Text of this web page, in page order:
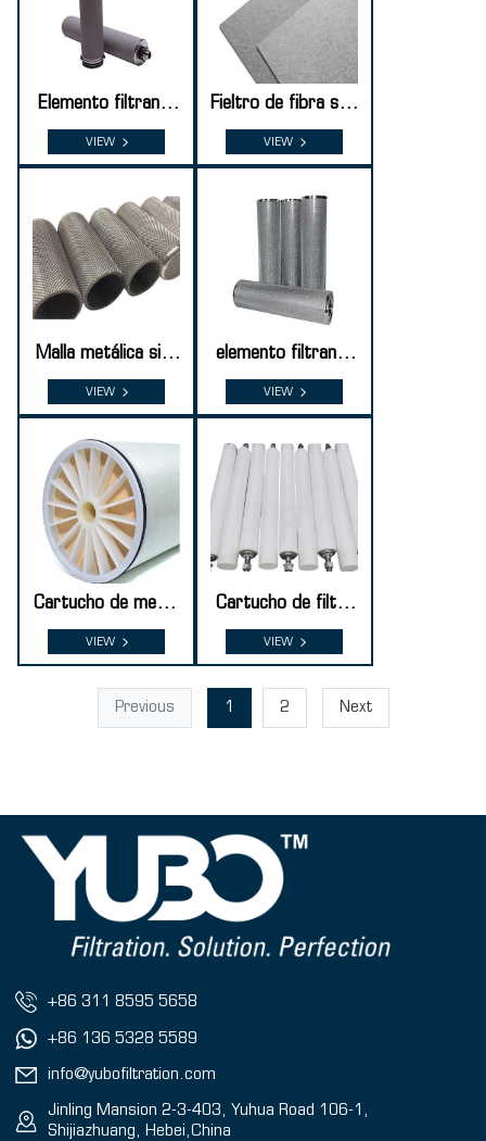
Elemento filtrante
sinterizado de polv
o de acero inoxida
VIEW
Fieltro de fibra sint
erizada de acero in
oxidable
VIEW
Malla metálica sint
erizada perforada
VIEW
elemento filtrante
de malla sinterizad
a
VIEW
Cartucho de memb
rana de ósmosis in
versa
VIEW
Cartucho de filtro
sinterizado de PE
VIEW
Previous 1 2 Next
+86 311 8595 5658
+86 136 5328 5589
info@yubofiltration.com
Jinling Mansion 2-3-403, Yuhua Road 106-1,
Shijiazhuang, Hebei,China